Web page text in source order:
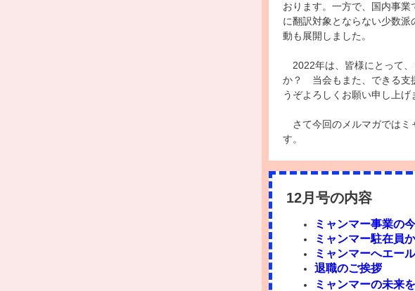
おります。一方で、国内事
に翻訳対象とならない少数
動も展開しました。
2022年は、皆様にとって、
か？ 当会もまた、できる支
うぞよろしくお願い申し上げ
さて今回のメルマガではミ
す。
12月号の内容
ミャンマー事業の今
ミャンマー駐在員
ミャンマーへエー
退職のご挨拶
ミャンマーの未来